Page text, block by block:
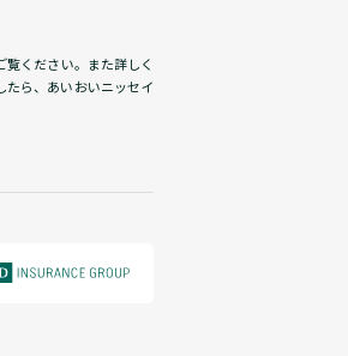
ください。また詳しく
たら、あいおいニッセイ